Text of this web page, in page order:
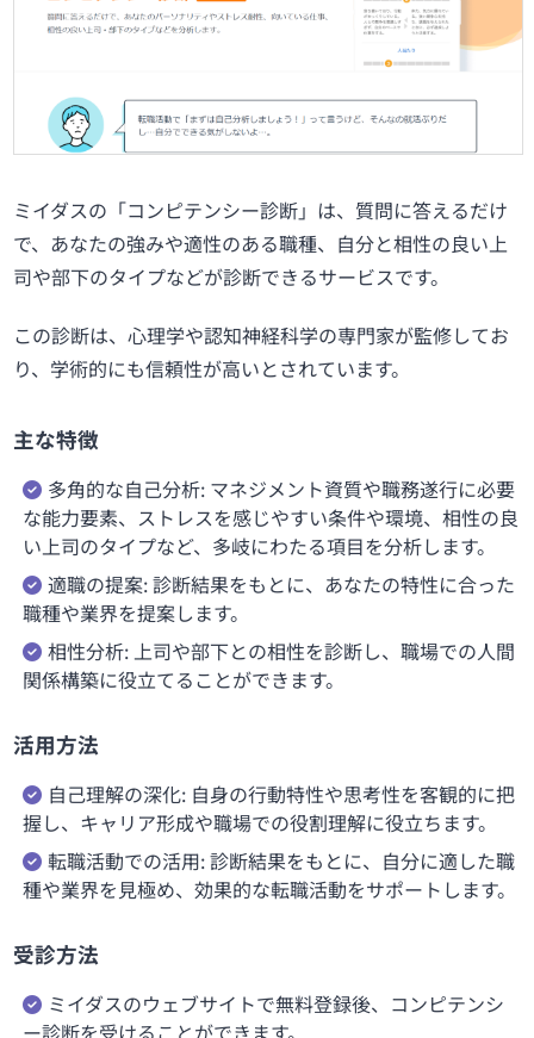
ミイダスの「コンピテンシー診断」は、質問に答えるだけ
で、あなたの強みや適性のある職種、自分と相性の良い上
司や部下のタイプなどが診断できるサービスです。
この診断は、心理学や認知神経科学の専門家が監修してお
り、学術的にも信頼性が高いとされています。
主な特徴
多角的な自己分析: マネジメント資質や職務遂行に必要
な能力要素、ストレスを感じやすい条件や環境、相性の良
い上司のタイプなど、多岐にわたる項目を分析します。
適職の提案: 診断結果をもとに、あなたの特性に合った
職種や業界を提案します。
相性分析: 上司や部下との相性を診断し、職場での人間
関係構築に役立てることができます。
活用方法
自己理解の深化: 自身の行動特性や思考性を客観的に把
握し、キャリア形成や職場での役割理解に役立ちます。
転職活動での活用: 診断結果をもとに、自分に適した職
種や業界を見極め、効果的な転職活動をサポートします。
受診方法
ミイダスのウェブサイトで無料登録後、コンピテンシ
ー診断を受けることができます。